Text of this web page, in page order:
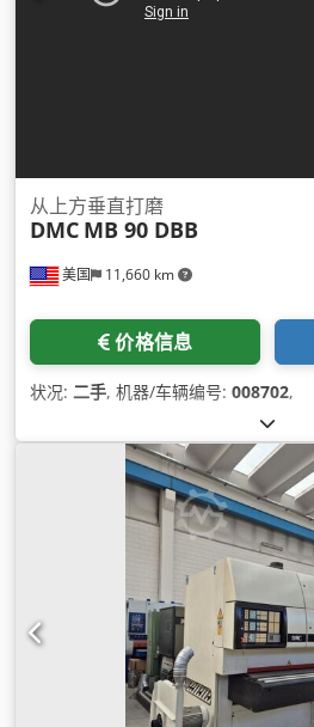
美国 11,660 km
从上方垂直打磨
DMC MB 90 DBB
价格信息
状况: 二手, 机器/车辆编号: 008702,